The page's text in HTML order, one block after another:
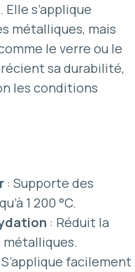
s’applique
métalliques, mais
le verre ou le
sa durabilité,
les conditions
: Supporte des
1 200 °C.
: Réduit la
métalliques.
S’applique facilement